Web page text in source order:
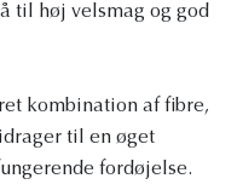
til høj velsmag og god
kombination af fibre,
til en øget
fordøjelse.